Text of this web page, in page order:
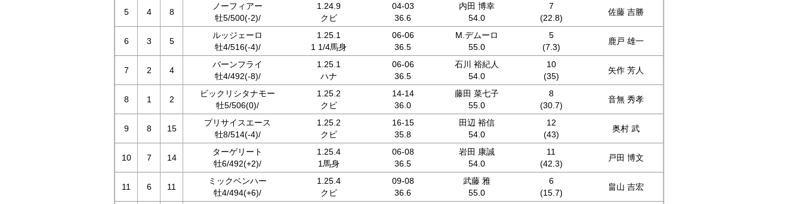
5 4 8
ノーフィアー
牡5/500(-2)/
1.24.9
クビ
04-03
36.6
内田 博幸
54.0
7
(22.8)
佐藤 吉勝
6 3 5
ルッジェーロ
牡4/516(-4)/
1.25.1
1 1/4馬身
06-06
36.5
M.デムーロ
55.0
5
(7.3)
鹿戸 雄一
7 2 4
バーンフライ
牡4/492(-8)/
1.25.1
ハナ
06-06
36.5
石川 裕紀人
54.0
10
(35)
矢作 芳人
8 1 2
ビックリシタナモー
牡5/506(0)/
1.25.2
クビ
14-14
36.0
藤田 菜七子
55.0
8
(30.7)
音無 秀孝
9 8 15
プリサイスエース
牡8/514(-4)/
1.25.2
クビ
16-15
35.8
田辺 裕信
54.0
12
(43)
奥村 武
10 7 14
ターゲリート
牡6/492(+2)/
1.25.4
1馬身
06-08
36.5
岩田 康誠
54.0
11
(42.3)
戸田 博文
11 6 11
ミックベンハー
牡4/494(+6)/
1.25.4
クビ
09-08
36.6
武藤 雅
55.0
6
(15.7)
畠山 吉宏